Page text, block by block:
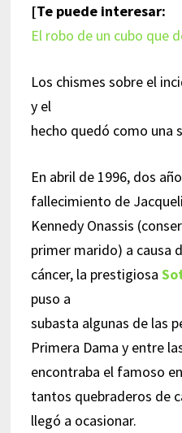
[Te puede interesar:
El robo de un cubo que
Los chismes sobre el
y el
hecho quedó como una
En abril de 1996, dos
fallecimiento de
Kennedy Onassis
primer marido) a causa
cáncer, la prestigiosa
puso a
subasta algunas de las
Primera Dama y entre
encontraba el famoso
tantos quebraderos de
llegó a ocasionar.